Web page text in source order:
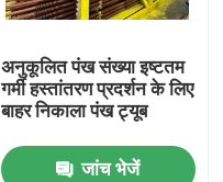
अनुकूलित पंख संख्या इष्टतम
गर्मी हस्तांतरण प्रदर्शन के लिए
बाहर निकाला पंख ट्यूब
जांच भेजें